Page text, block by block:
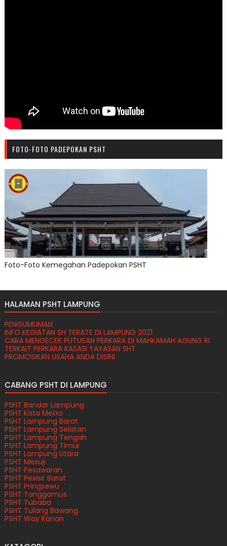
FOTO-FOTO PADEPOKAN PSHT
Foto-Foto Kemegahan Padepokan PSHT
HALAMAN PSHT LAMPUNG
PENGUMUMAN
INFO KEGIATAN SH TERATE DI LAMPUNG 2021
CARA MENGECEK PUTUSAN PERKARA DI MAHKAMAH AGUNG RI
TERKAIT PERKARA KASASI YAYASAN SHT
PROMOSIKAN USAHA ANDA DISINI
CABANG PSHT DI LAMPUNG
PSHT Bandar Lampung
PSHT Kota Metro
PSHT Lampung Barat
PSHT Lampung Selatan
PSHT Lampung Tengah
PSHT Lampung Timur
PSHT Lampung Utara
PSHT Mesuji
PSHT Pesawaran
PSHT Pesisir Barat
PSHT Pringsewu
PSHT Tanggamus
PSHT Tubaba
PSHT Tulang Bawang
PSHT Way Kanan